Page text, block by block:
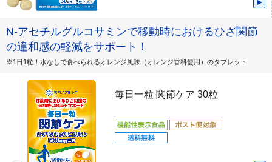
N-アセチルグルコサミンで移動時におけるひざ関節
の違和感の軽減をサポート！
※1日1粒！水なしで食べられるオレンジ風味（オレンジ香料使用）のタブレット
毎日一粒 関節ケア 30粒